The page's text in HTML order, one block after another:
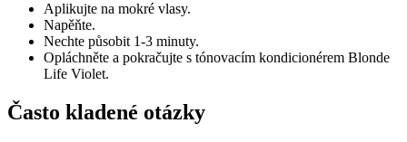
Aplikujte na mokré vlasy.
Napěňte.
Nechte působit 1-3 minuty.
Opláchněte a pokračujte s tónovacím kondicionérem Blonde
Life Violet.
Často kladené otázky